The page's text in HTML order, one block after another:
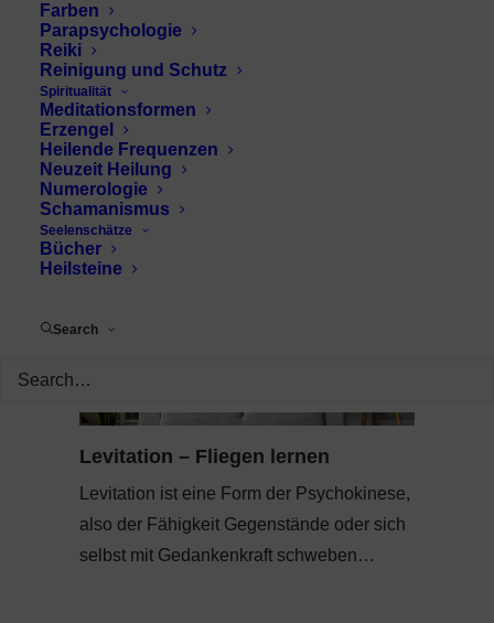
Farben
Parapsychologie
Reiki
Reinigung und Schutz
Spiritualität
Meditationsformen
Erzengel
Heilende Frequenzen
Neuzeit Heilung
Numerologie
Schamanismus
Seelenschätze
Bücher
Heilsteine
Search
Levitation – Fliegen lernen
Levitation ist eine Form der Psychokinese,
also der Fähigkeit Gegenstände oder sich
selbst mit Gedankenkraft schweben…